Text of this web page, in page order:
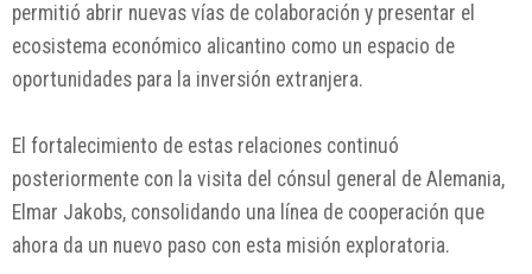
permitió abrir nuevas vías de colaboración y presentar el
ecosistema económico alicantino como un espacio de
oportunidades para la inversión extranjera.
El fortalecimiento de estas relaciones continuó
posteriormente con la visita del cónsul general de Alemania,
Elmar Jakobs, consolidando una línea de cooperación que
ahora da un nuevo paso con esta misión exploratoria.